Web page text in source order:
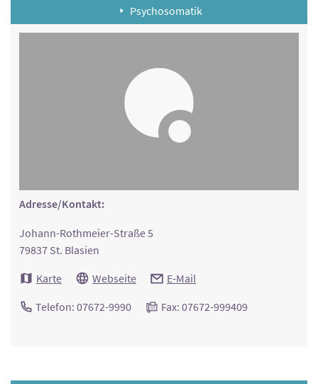
Psychosomatik
Adresse/Kontakt:
Johann-Rothmeier-Straße 5
79837 St. Blasien
Karte
Webseite E-Mail
Telefon: 07672-9990 Fax: 07672-999409